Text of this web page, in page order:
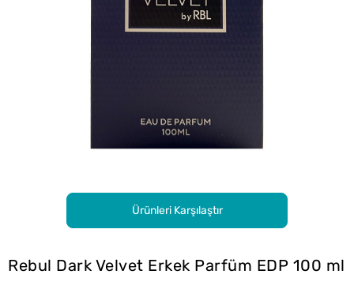
Ürünleri Karşılaştır
Rebul Dark Velvet Erkek Parfüm EDP 100 ml